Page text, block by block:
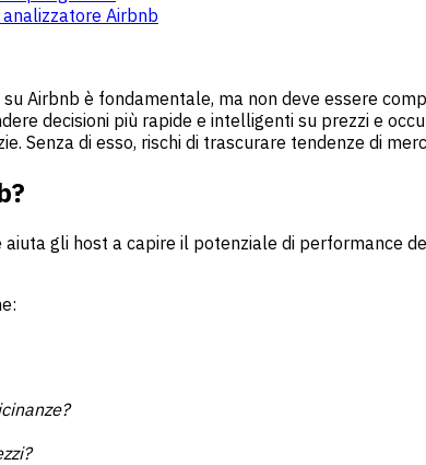
Airbnb
Airbnb è fondamentale, ma non deve essere
decisioni più rapide e intelligenti su prezzi e
Senza di esso, rischi di trascurare tendenze di
gli host a capire il potenziale di performance